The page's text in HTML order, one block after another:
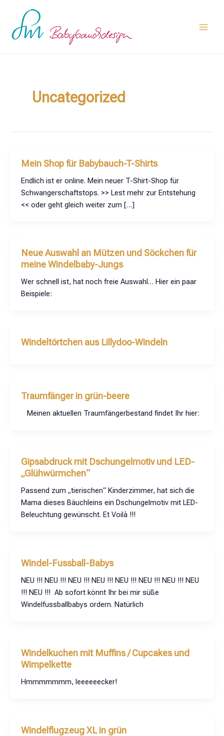
springen
Uncategorized
Mein Shop für Babybauch-T-Shirts
Endlich ist er online. Mein neuer T-Shirt-Shop für
Schwangerschaftstops. >> Lest mehr zur Entstehung
<< oder geht gleich weiter zum […]
Neue Auswahl an Mützen und Söckchen für
meine Windelbaby-Jungs
Wer schnell ist, hat noch freie Auswahl… Hier ein paar
Beispiele:
Windeltörtchen aus Lillydoo-Windeln
Traumfänger in grün-beere
Meinen aktuellen Traumfängerbestand findet Ihr hier:
Gipsabdruck mit Dschungelmotiv und LED-
„Glühwürmchen“
Passend zum „tierischen“ Kinderzimmer, hat sich die
Mama dieses Bäuchleins ein Dschungelmotiv mit LED-
Beleuchtung gewünscht. Et Voilà !!!
Windel-Fussball-Babys
NEU !!! NEU !!! NEU !!! NEU !!! NEU !!! NEU !!! NEU !!! NEU
!!! NEU !!! Ab sofort könnt Ihr bei mir süße
Windelfussballbabys ordern. Natürlich
Windelkuchen mit Muffins / Cupcakes und
Wimpelkette
Hmmmmmmm, leeeeeecker!
Windelflugzeug XL in grün
pagination